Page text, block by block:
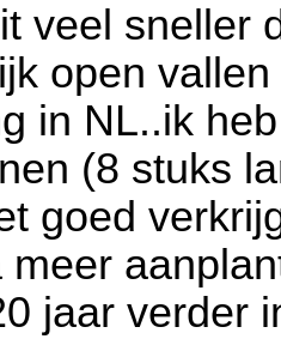
veel sneller
open
in NL..ik
(8 stuks
goed
meer
jaar verder